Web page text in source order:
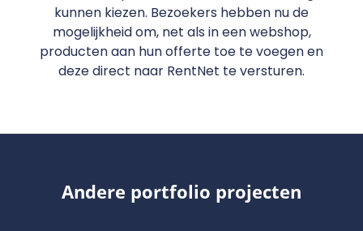
kunnen kiezen. Bezoekers hebben nu de
mogelijkheid om, net als in een webshop,
producten aan hun offerte toe te voegen en
deze direct naar RentNet te versturen.
Andere portfolio projecten